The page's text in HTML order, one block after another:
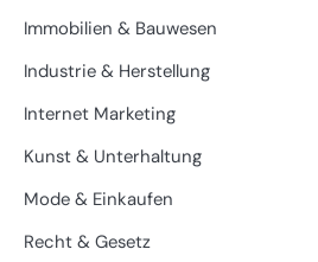
Immobilien & Bauwesen
Industrie & Herstellung
Internet Marketing
Kunst & Unterhaltung
Mode & Einkaufen
Recht & Gesetz